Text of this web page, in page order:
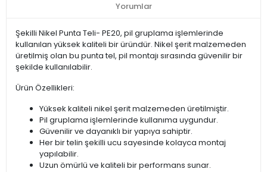
Yorumlar
Şekilli Nikel Punta Teli- PE20, pil gruplama işlemlerinde
kullanılan yüksek kaliteli bir üründür. Nikel şerit malzemeden
üretilmiş olan bu punta tel, pil montajı sırasında güvenilir bir
şekilde kullanılabilir.
Ürün Özellikleri:
Yüksek kaliteli nikel şerit malzemeden üretilmiştir.
Pil gruplama işlemlerinde kullanıma uygundur.
Güvenilir ve dayanıklı bir yapıya sahiptir.
Her bir telin şekilli ucu sayesinde kolayca montaj
yapılabilir.
Uzun ömürlü ve kaliteli bir performans sunar.